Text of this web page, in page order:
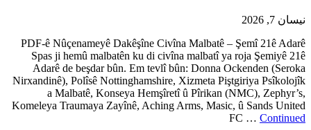
PDF-ê Nûçenameyê
Spas ji hemû malbatên ku
Adarê de beşdar bûn. Em
Nirxandinê), Polîsê
a Malbatê, Konseya
Komeleya Traumaya Zayînê,